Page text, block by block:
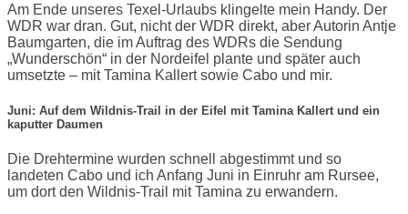
Am Ende unseres Texel-Urlaubs klingelte mein Handy. Der
WDR war dran. Gut, nicht der WDR direkt, aber Autorin Antje
Baumgarten, die im Auftrag des WDRs die Sendung
„Wunderschön“ in der Nordeifel plante und später auch
umsetzte – mit Tamina Kallert sowie Cabo und mir.
Juni: Auf dem Wildnis-Trail in der Eifel mit Tamina Kallert und ein
kaputter Daumen
Die Drehtermine wurden schnell abgestimmt und so
landeten Cabo und ich Anfang Juni in Einruhr am Rursee,
um dort den Wildnis-Trail mit Tamina zu erwandern.